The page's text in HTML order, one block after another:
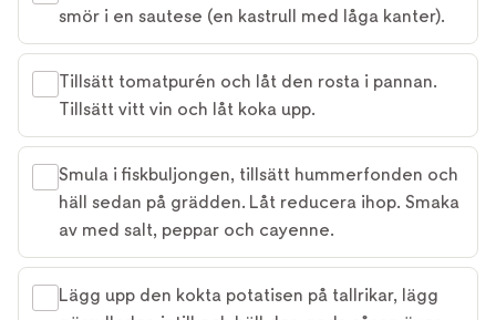
smör i en sautese (en kastrull med låga kanter).
Tillsätt tomatpurén och låt den rosta i pannan.
Tillsätt vitt vin och låt koka upp.
Smula i fiskbuljongen, tillsätt hummerfonden och
häll sedan på grädden. Låt reducera ihop. Smaka
av med salt, peppar och cayenne.
Lägg upp den kokta potatisen på tallrikar, lägg